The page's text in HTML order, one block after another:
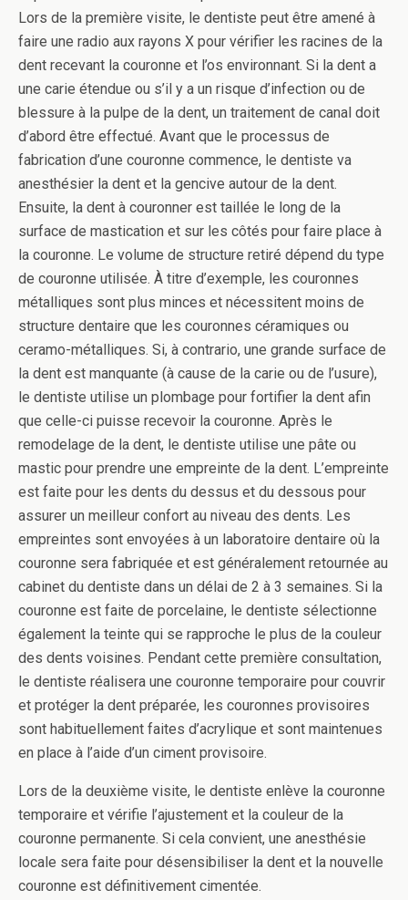
Lors de la première visite, le dentiste peut être amené à
faire une radio aux rayons X pour vérifier les racines de la
dent recevant la couronne et l’os environnant. Si la dent a
une carie étendue ou s’il y a un risque d’infection ou de
blessure à la pulpe de la dent, un traitement de canal doit
d’abord être effectué. Avant que le processus de
fabrication d’une couronne commence, le dentiste va
anesthésier la dent et la gencive autour de la dent.
Ensuite, la dent à couronner est taillée le long de la
surface de mastication et sur les côtés pour faire place à
la couronne. Le volume de structure retiré dépend du type
de couronne utilisée. À titre d’exemple, les couronnes
métalliques sont plus minces et nécessitent moins de
structure dentaire que les couronnes céramiques ou
ceramo-métalliques. Si, à contrario, une grande surface de
la dent est manquante (à cause de la carie ou de l’usure),
le dentiste utilise un plombage pour fortifier la dent afin
que celle-ci puisse recevoir la couronne. Après le
remodelage de la dent, le dentiste utilise une pâte ou
mastic pour prendre une empreinte de la dent. L’empreinte
est faite pour les dents du dessus et du dessous pour
assurer un meilleur confort au niveau des dents. Les
empreintes sont envoyées à un laboratoire dentaire où la
couronne sera fabriquée et est généralement retournée au
cabinet du dentiste dans un délai de 2 à 3 semaines. Si la
couronne est faite de porcelaine, le dentiste sélectionne
également la teinte qui se rapproche le plus de la couleur
des dents voisines. Pendant cette première consultation,
le dentiste réalisera une couronne temporaire pour couvrir
et protéger la dent préparée, les couronnes provisoires
sont habituellement faites d’acrylique et sont maintenues
en place à l’aide d’un ciment provisoire.
Lors de la deuxième visite, le dentiste enlève la couronne
temporaire et vérifie l’ajustement et la couleur de la
couronne permanente. Si cela convient, une anesthésie
locale sera faite pour désensibiliser la dent et la nouvelle
couronne est définitivement cimentée.